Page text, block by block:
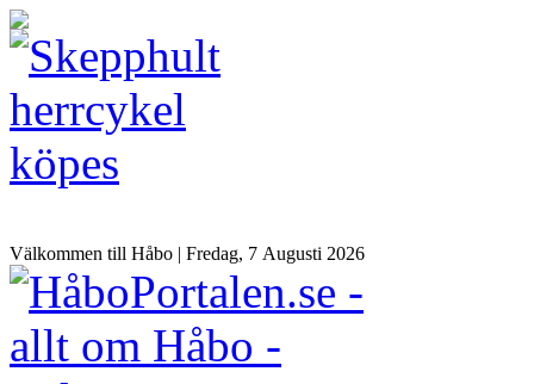
Välkommen till Håbo | Fredag, 7 Αugusti 2026